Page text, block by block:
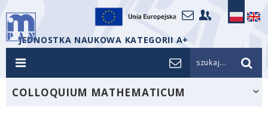
JEDNOSTKA NAUKOWA KATEGORII A+
szukaj...
COLLOQUIUM MATHEMATICUM